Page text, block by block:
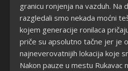
granicu ronjenja na vazduh. Na
razgledali smo nekada moćni
kojem generacije ronilaca
priče su apsolutno tačne jer je
najneverovatnijih lokacija koje
Nakon pauze u mestu Rukavac